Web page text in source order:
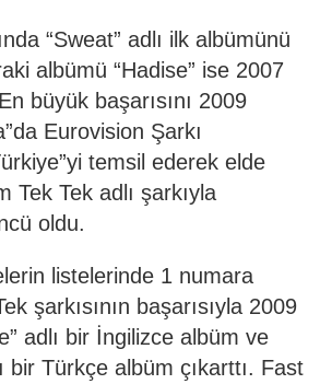
“Sweat” adlı ilk albümünü
albümü “Hadise” ise 2007
büyük başarısını 2009
Eurovision Şarkı
temsil ederek elde
Tek Tek adlı şarkıyla
oldu.
listelerinde 1 numara
şarkısının başarısıyla 2009
adlı bir İngilizce albüm ve
bir Türkçe albüm çıkarttı. Fast